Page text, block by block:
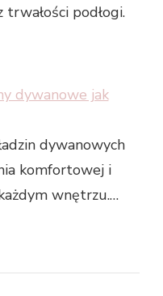
podłogi.
dywanowe jak
dywanowych
komfortowej i
wnętrzu.…